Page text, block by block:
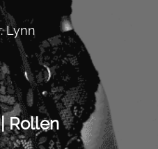
Lynn
Rollen